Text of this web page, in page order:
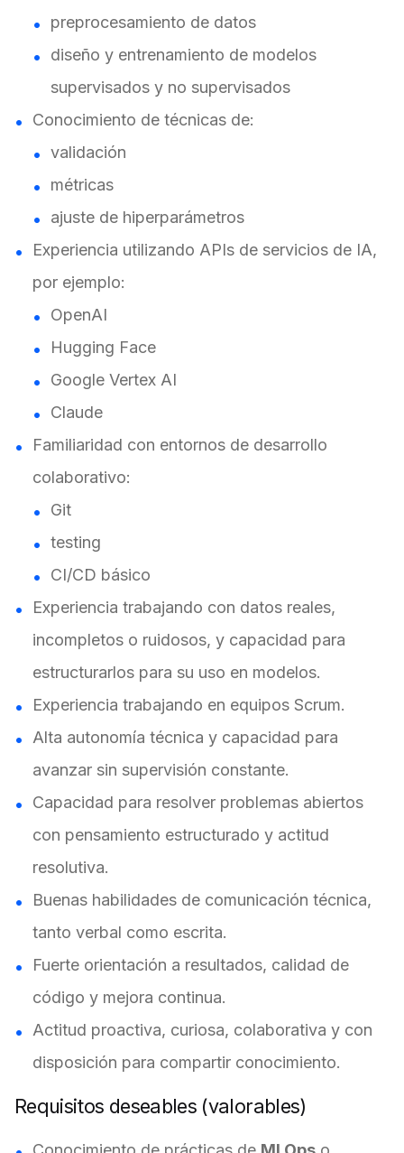
preprocesamiento de datos
diseño y entrenamiento de modelos
supervisados y no supervisados
Conocimiento de técnicas de:
validación
métricas
ajuste de hiperparámetros
Experiencia utilizando APIs de servicios de IA,
por ejemplo:
OpenAI
Hugging Face
Google Vertex AI
Claude
Familiaridad con entornos de desarrollo
colaborativo:
Git
testing
CI/CD básico
Experiencia trabajando con datos reales,
incompletos o ruidosos, y capacidad para
estructurarlos para su uso en modelos.
Experiencia trabajando en equipos Scrum.
Alta autonomía técnica y capacidad para
avanzar sin supervisión constante.
Capacidad para resolver problemas abiertos
con pensamiento estructurado y actitud
resolutiva.
Buenas habilidades de comunicación técnica,
tanto verbal como escrita.
Fuerte orientación a resultados, calidad de
código y mejora continua.
Actitud proactiva, curiosa, colaborativa y con
disposición para compartir conocimiento.
Requisitos deseables (valorables)